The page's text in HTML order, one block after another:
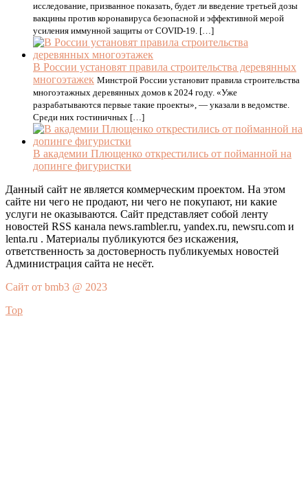
исследование, призванное показать, будет ли введение третьей дозы
вакцины против коронавируса безопасной и эффективной мерой
усиления иммунной защиты от COVID-19. […]
В России установят правила строительства деревянных
многоэтажек Минстрой России установит правила строительства
многоэтажных деревянных домов к 2024 году. «Уже
разрабатываются первые такие проекты», — указали в ведомстве.
Среди них гостиничных […]
В академии Плющенко открестились от пойманной на
допинге фигуристки
Данный сайт не является коммерческим проектом. На этом
сайте ни чего не продают, ни чего не покупают, ни какие
услуги не оказываются. Сайт представляет собой ленту
новостей RSS канала news.rambler.ru, yandex.ru, newsru.com и
lenta.ru . Материалы публикуются без искажения,
ответственность за достоверность публикуемых новостей
Администрация сайта не несёт.
Сайт от bmb3 @ 2023
Top